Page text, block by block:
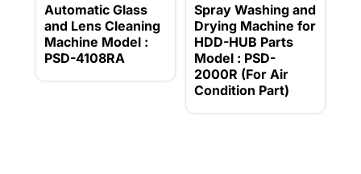
Automatic Glass
and Lens Cleaning
Machine Model :
PSD-4108RA
Spray Washing and
Drying Machine for
HDD-HUB Parts
Model : PSD-
2000R (For Air
Condition Part)